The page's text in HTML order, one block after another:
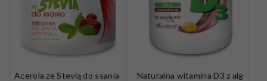
Acerola ze Stevią do ssania
Naturalna witamina D3 z alg